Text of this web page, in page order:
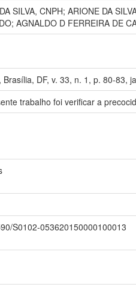
SILVA, CNPH; ARIONE DA
AGNALDO D FERREIRA DE
DF, v. 33, n. 1, p. 80-83,
trabalho foi verificar a
S0102-053620150000100013